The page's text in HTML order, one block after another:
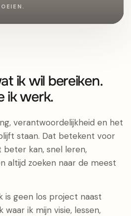
ik wil bereiken.
ik werk.
verantwoordelijkheid en het
staan. Dat betekent voor
beter kan, snel leren,
altijd zoeken naar de meest
is geen los project naast
waar ik mijn visie, lessen,